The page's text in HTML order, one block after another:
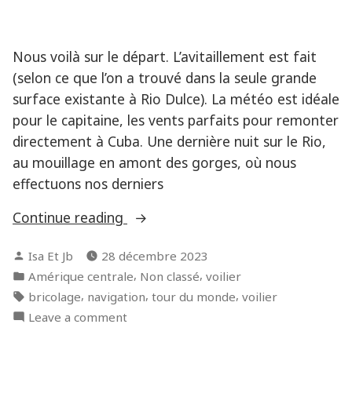
Nous voilà sur le départ. L’avitaillement est fait
(selon ce que l’on a trouvé dans la seule grande
surface existante à Rio Dulce). La météo est idéale
pour le capitaine, les vents parfaits pour remonter
directement à Cuba. Une dernière nuit sur le Rio,
au mouillage en amont des gorges, où nous
effectuons nos derniers
Continue reading
« Notre
navigation
avec
Maverick
3,
Posted
by
Isa Et Jb
28 décembre 2023
Posted
in
Amérique centrale, Non classé, voilier
Tags:
bricolage, navigation, tour du monde, voilier
Leave a commenton